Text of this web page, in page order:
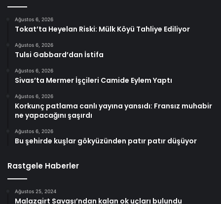
Ağustos 6, 2026
Tokat’ta Heyelan Riski: Mülk Köyü Tahliye Ediliyor
Ağustos 6, 2026
Tulsi Gabbard’dan İstifa
Ağustos 6, 2026
Sivas’ta Mermer İşçileri Camide Eylem Yaptı
Ağustos 6, 2026
Korkunç patlama canlı yayına yansıdı: Fransız muhabir
ne yapacağını şaşırdı
Ağustos 6, 2026
Bu şehirde kuşlar gökyüzünden patır patır düşüyor
Rastgele Haberler
Ağustos 25, 2024
Malazgirt Savaşı’ndan kalan ok uçları bulundu